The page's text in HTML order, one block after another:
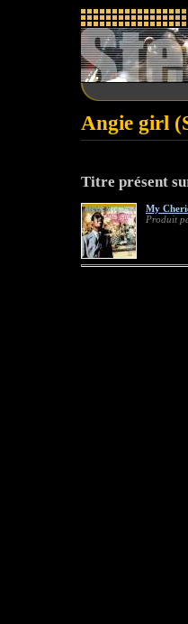
Angie girl
Titre présent
My
Produit